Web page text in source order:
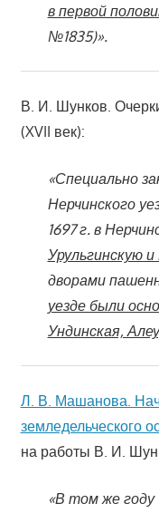
в первой
№1835)».
В. И. Шунков.
(XVII век):
«Специально
Нерчинского
1697 г. в
Урульгинскую и
дворами
уезде были
Ундинская,
Л. В. Машанова.
земледельческого
на работы В. И.
«В том же году